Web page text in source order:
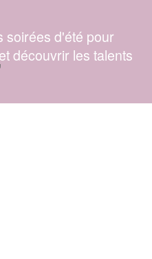
soirées d'été pour
découvrir les talents